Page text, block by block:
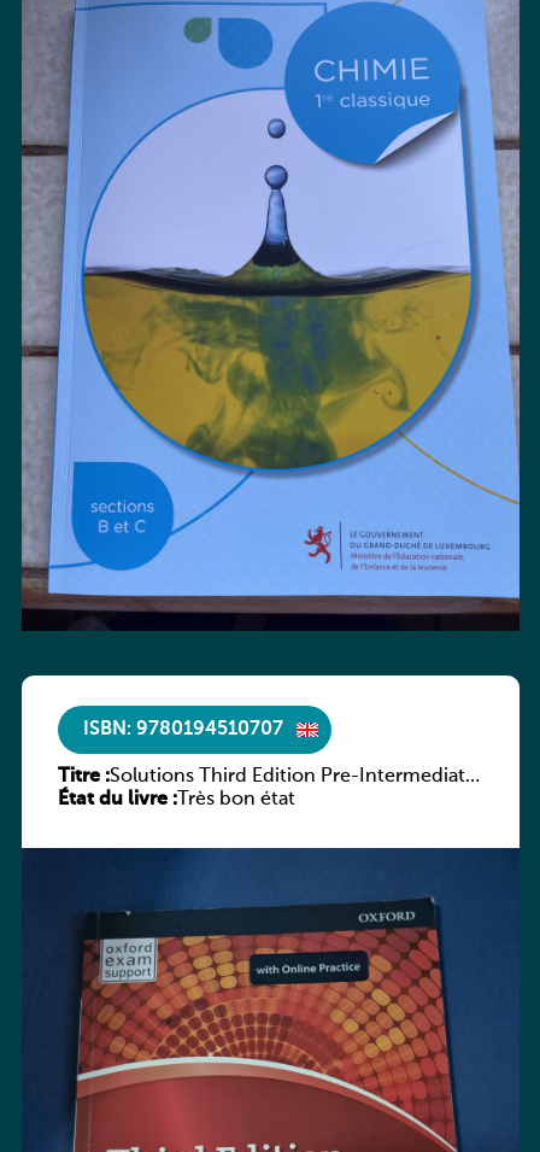
ISBN: 9780194510707
Titre :Solutions Third Edition Pre-Intermediate
Student’s Book & Online Practice Pack
État du livre :Très bon état